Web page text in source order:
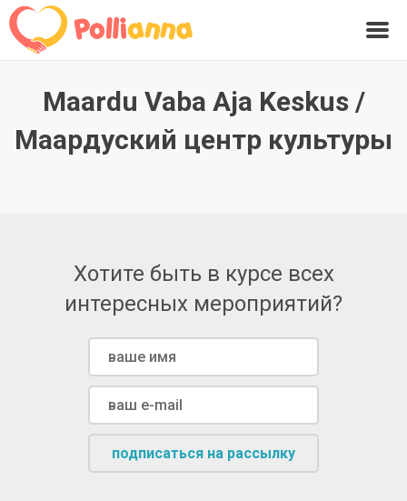
Maardu Vaba Aja Keskus /
Маардуский центр культуры
Хотите быть в курсе всех
интересных мероприятий?
подписаться на рассылку